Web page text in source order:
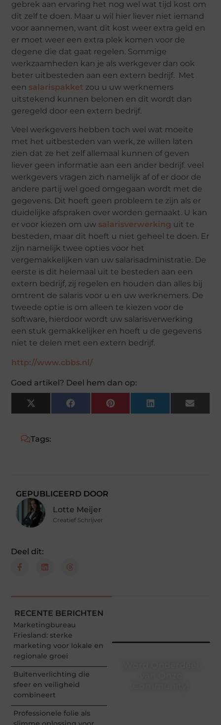
gebrek aan ervaring het nog wel wat tijd kost om
dit zelf te doen. Maar u wil hier liever niet iemand
voor aannemen, want dit kost weer extra geld en
er moet weer een extra plek komen voor de
degene die dat gaat regelen. Sommige
werkzaamheden kan je als werkgever dan ook
beter uitbesteden aan een extern bedrijf. Met
een salarispakket zou u uw werknemers
uitstekend kunnen belonen en dit wordt dan
geregeld door een extern bedrijf.
Veel werkgevers hebben toch wel wat moeite
met het uitbesteden van werk, ze willen laten
zien dat ze het zelf allemaal kunnen of geven
liever geen informatie aan een ander bedrijf. veel
werkgevers vragen zich namelijk af of er door de
andere partij wel goed omgegaan wordt met de
gegevens. Dit hoeft geen probleem te zijn als er
duidelijke afspraken over worden gemaakt. U kan
er voor kiezen om uw salarisverwerking uit te
besteden, maar dit hoeft u niet geheel te doen. Er
zijn namelijk twee opties voor het
vergemakkelijken van uw salarisadministratie. De
eerste is dit helemaal uit te besteden aan een
extern bedrijf, zij regelen en houden dan alles bij
omtrent de salaris voor u en uw werknemers. De
tweede optie is om alleen te kiezen voor de
software, hierdoor wordt uw salarisverwerking
een stuk gemakkelijker en hoeft u de gegevens
niet te delen met een extern bedrijf.
http://www.cbbs.nl/
Goed artikel? Deel hem dan op:
X
(Twitter)
FacebookPinterestLinkedIn Email
Tags:
GEPUBLICEERD DOOR
Lotte Meijer
Creatief Schrijver
Deel dit:
RECENTE BERICHTEN
Marketingbureau
Friesland: sterke
marketing voor lokale en
regionale groei
Buitenverlichting die
sfeer en veiligheid
combineert
Professionele folie als